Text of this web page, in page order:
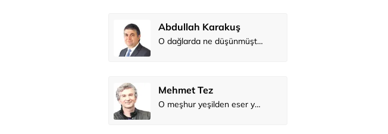
Abdullah Karakuş
O dağlarda ne düşünmüştüm?
Mehmet Tez
O meşhur yeşilden eser yok şimdi...